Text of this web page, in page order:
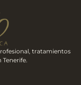
tratamientos